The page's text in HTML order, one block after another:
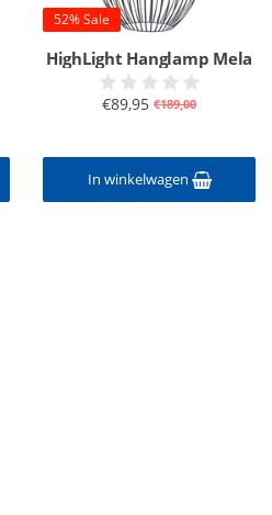
52% Sale
HighLight Hanglamp Mela
€89,95 €189,00
In winkelwagen